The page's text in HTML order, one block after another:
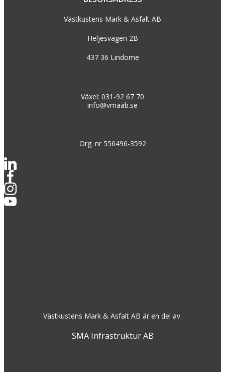
Västkustens Mark & Asfalt AB
Heljesvägen 2B
437 36 Lindome
Växel: 031-92 67 70
info@vmaab.se
Org. nr 556496-3592
Västkustens Mark & Asfalt AB är en del av
SMA Infrastruktur AB